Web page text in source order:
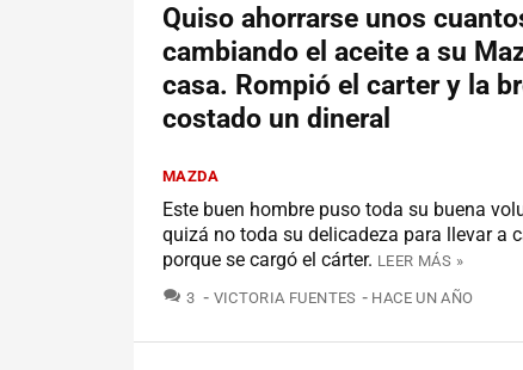
Quiso ahorrarse unos
cambiando el aceite a su
casa. Rompió el carter y la
costado un dineral
MAZDA
Este buen hombre puso toda su buena
quizá no toda su delicadeza para llevar a
porque se cargó el cárter. LEER MÁS »
3 COMENTARIOS
VICTORIA FUENTES HACE UN AÑO